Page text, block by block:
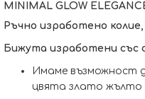
MINIMAL GLOW
Ръчно изработено
Бижута изработени със
Имаме възможност
цвята злато жълто